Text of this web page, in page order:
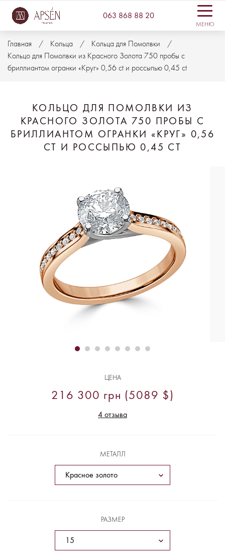
063 868 88 20
МЕНЮ
Главная Кольца
Кольца для Помолвки
Кольцо для Помолвки из Красного Золота 750 пробы с
бриллиантом огранки «Круг» 0,56 ct и россыпью 0,45 ct
КОЛЬЦО ДЛЯ ПОМОЛВКИ ИЗ
КРАСНОГО ЗОЛОТА 750 ПРОБЫ С
БРИЛЛИАНТОМ ОГРАНКИ «КРУГ» 0,56
CT И РОССЫПЬЮ 0,45 CT
ЦЕНА
216 300 грн (5089 $)
4 отзыва
МЕТАЛЛ
РАЗМЕР